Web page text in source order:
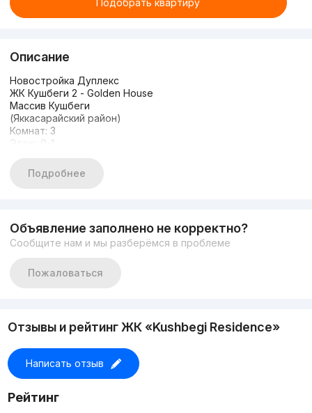
Подобрать квартиру
Описание
Новостройка Дуплекс
ЖК Кушбеги 2 - Golden House
Массив Кушбеги
(Яккасарайский район)
Комнат: 3
Этаж: 0-1
Площадь: 91 м²
Санузлов: 2
Подробнее
Объявление заполнено не корректно?
Сообщите нам и мы разберёмся в проблеме
Пожаловаться
Отзывы и рейтинг ЖК «Kushbegi Residence»
Написать отзыв
Рейтинг